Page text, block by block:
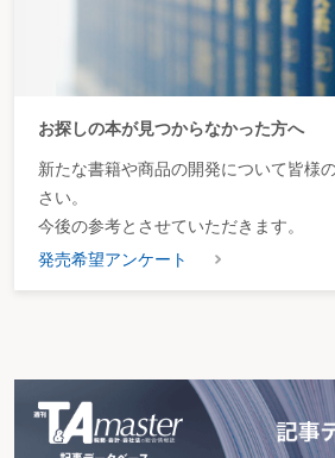
お探しの本が見つからなかった方へ
新たな書籍や商品の開発について皆様
さい。
今後の参考とさせていただきます。
発売希望アンケート